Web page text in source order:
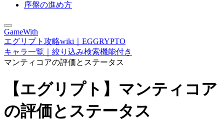
序盤の進め方
GameWith
エグリプト攻略wiki｜EGGRYPTO
キャラ一覧｜絞り込み検索機能付き
マンティコアの評価とステータス
【エグリプト】マンティコア
の評価とステータス